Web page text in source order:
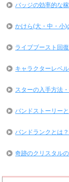
バッジの効率的な
かけら(大・中・小
ライブブースト回
キャラクターレベ
スターの入手方法
バンドストーリー
バンドランクとは
奇跡のクリスタル